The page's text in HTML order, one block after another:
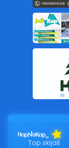
Top skijaš